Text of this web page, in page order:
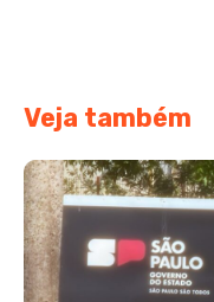
Veja também